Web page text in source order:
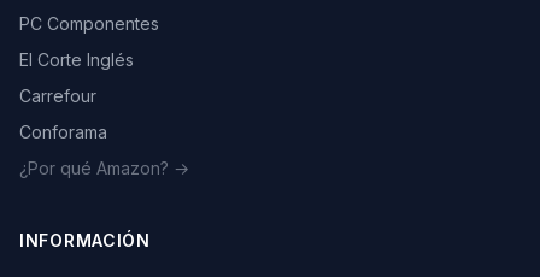
PC Componentes
El Corte Inglés
Carrefour
Conforama
¿Por qué Amazon? →
INFORMACIÓN